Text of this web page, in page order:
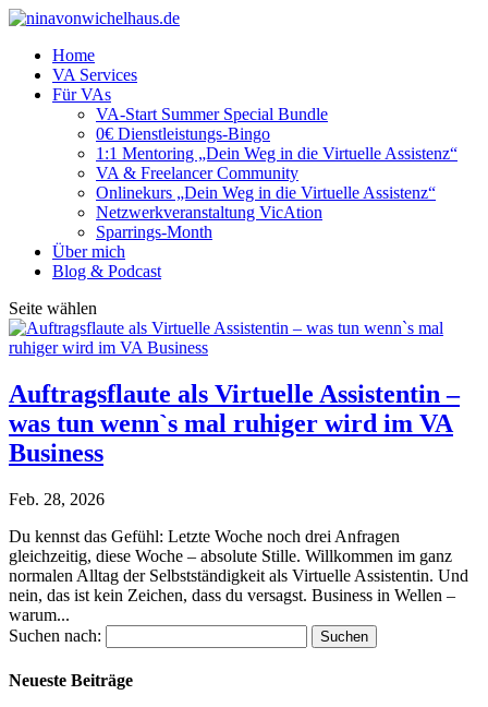
Home
VA Services
Für VAs
VA-Start Summer Special Bundle
0€ Dienstleistungs-Bingo
1:1 Mentoring „Dein Weg in die Virtuelle Assistenz“
VA & Freelancer Community
Onlinekurs „Dein Weg in die Virtuelle Assistenz“
Netzwerkveranstaltung VicAtion
Sparrings-Month
Über mich
Blog & Podcast
Seite wählen
Auftragsflaute als Virtuelle Assistentin –
was tun wenn`s mal ruhiger wird im VA
Business
Feb. 28, 2026
Du kennst das Gefühl: Letzte Woche noch drei Anfragen
gleichzeitig, diese Woche – absolute Stille. Willkommen im ganz
normalen Alltag der Selbstständigkeit als Virtuelle Assistentin. Und
nein, das ist kein Zeichen, dass du versagst. Business in Wellen –
warum...
Suchen nach:
Neueste Beiträge